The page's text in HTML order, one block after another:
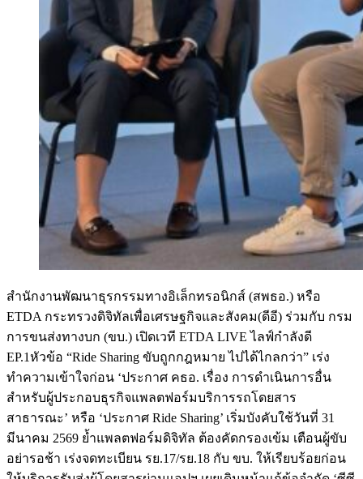
สำนักงานพัฒนาธุรกรรมทางอิเล็กทรอนิกส์ (สพธอ.) หรือ
ETDA กระทรวงดิจิทัลเพื่อเศรษฐกิจและสังคม(ดีอี) ร่วมกับ กรม
การขนส่งทางบก (ขบ.) เปิดเวที ETDA LIVE ไลฟ์กำลังดี
EP.1หัวข้อ “Ride Sharing ขับถูกกฎหมาย ไปได้ไกลกว่า” เร่ง
ทำความเข้าใจก่อน ‘ประกาศ คธอ. เรื่อง การดำเนินการอื่น
สำหรับผู้ประกอบธุรกิจแพลตฟอร์มบริการรถโดยสาร
สาธารณะ’ หรือ ‘ประกาศ Ride Sharing’ เริ่มบังคับใช้วันที่ 31
มีนาคม 2569 ย้ำแพลตฟอร์มดิจิทัล ต้องคัดกรองเข้ม เตือนผู้ขับ
อย่ารอช้า เร่งจดทะเบียน รย.17/รย.18 กับ ขบ. ให้เรียบร้อยก่อน